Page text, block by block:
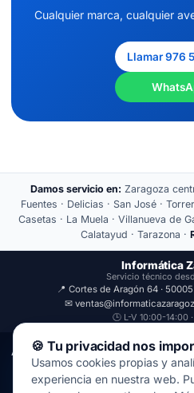
Cualquier marca, cualquier
Llamar 976
Damos servicio en: Zaragoza
Fuentes · Delicias · San José ·
Casetas · La Muela · Villanueva de
Calatayud · Tarazona ·
Informática
Servicio técnico
📍 Cortes de Aragón 64 ·
✉
🕒 L-V 10:00-14:00
Aviso Legal
Política de Privacidad
© 2000-2026 · Javal Informática
· Reparación de
🍪 Tu privacidad nos
Usamos cookies propias y
experiencia en nuestra web.